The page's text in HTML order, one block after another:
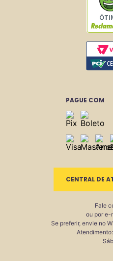
PAGUE COM
CENTRAL DE
Fale
ou por e-
Se preferir, envie no